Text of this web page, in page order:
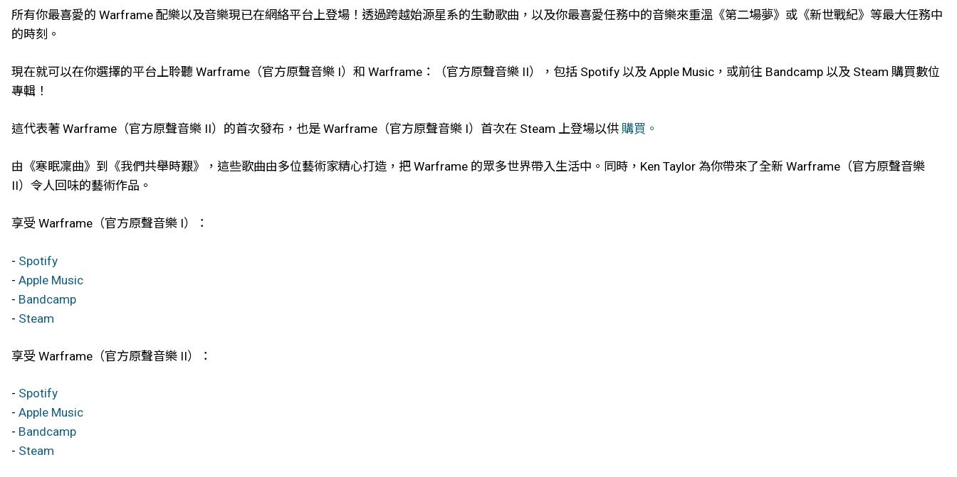
所有你最喜愛的 Warframe 配樂以及音樂現已在網絡平台上登場！透過跨越始源星系的生動歌曲，以及你最喜愛任務中的音樂來重溫《第二場夢》或《新世戰紀》等最大任務中
的時刻。
現在就可以在你選擇的平台上聆聽 Warframe（官方原聲音樂 I）和 Warframe：（官方原聲音樂 II），包括 Spotify 以及 Apple Music，或前往 Bandcamp 以及 Steam 購買數位
專輯！
這代表著 Warframe（官方原聲音樂 II）的首次發布，也是 Warframe（官方原聲音樂 I）首次在 Steam 上登場以供 購買。
由《寒眠凜曲》到《我們共舉時艱》，這些歌曲由多位藝術家精心打造，把 Warframe 的眾多世界帶入生活中。同時，Ken Taylor 為你帶來了全新 Warframe（官方原聲音樂
II）令人回味的藝術作品。
享受 Warframe（官方原聲音樂 I）：
- Spotify
- Apple Music
- Bandcamp
- Steam
享受 Warframe（官方原聲音樂 II）：
- Spotify
- Apple Music
- Bandcamp
- Steam